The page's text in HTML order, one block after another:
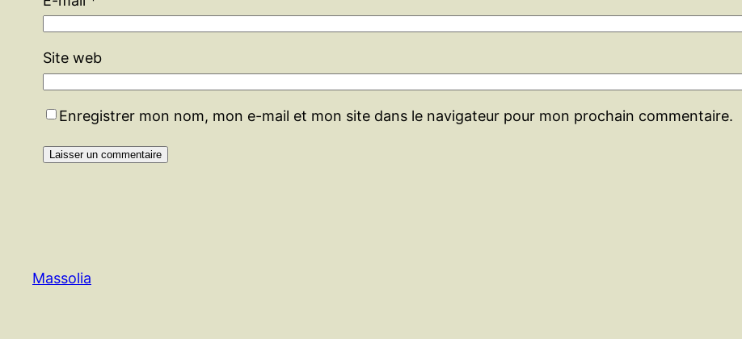
Site web
Enregistrer mon nom, mon e-mail et mon site dans le navigateur pour mon prochain commentaire.
Massolia